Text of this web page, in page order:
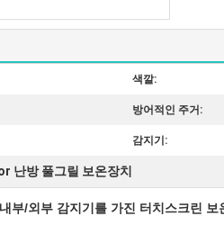
색깔:
방어적인 주거:
감지기:
난방 풀그릴 보온장치
부/외부 감지기를 가진 터치스크린 보